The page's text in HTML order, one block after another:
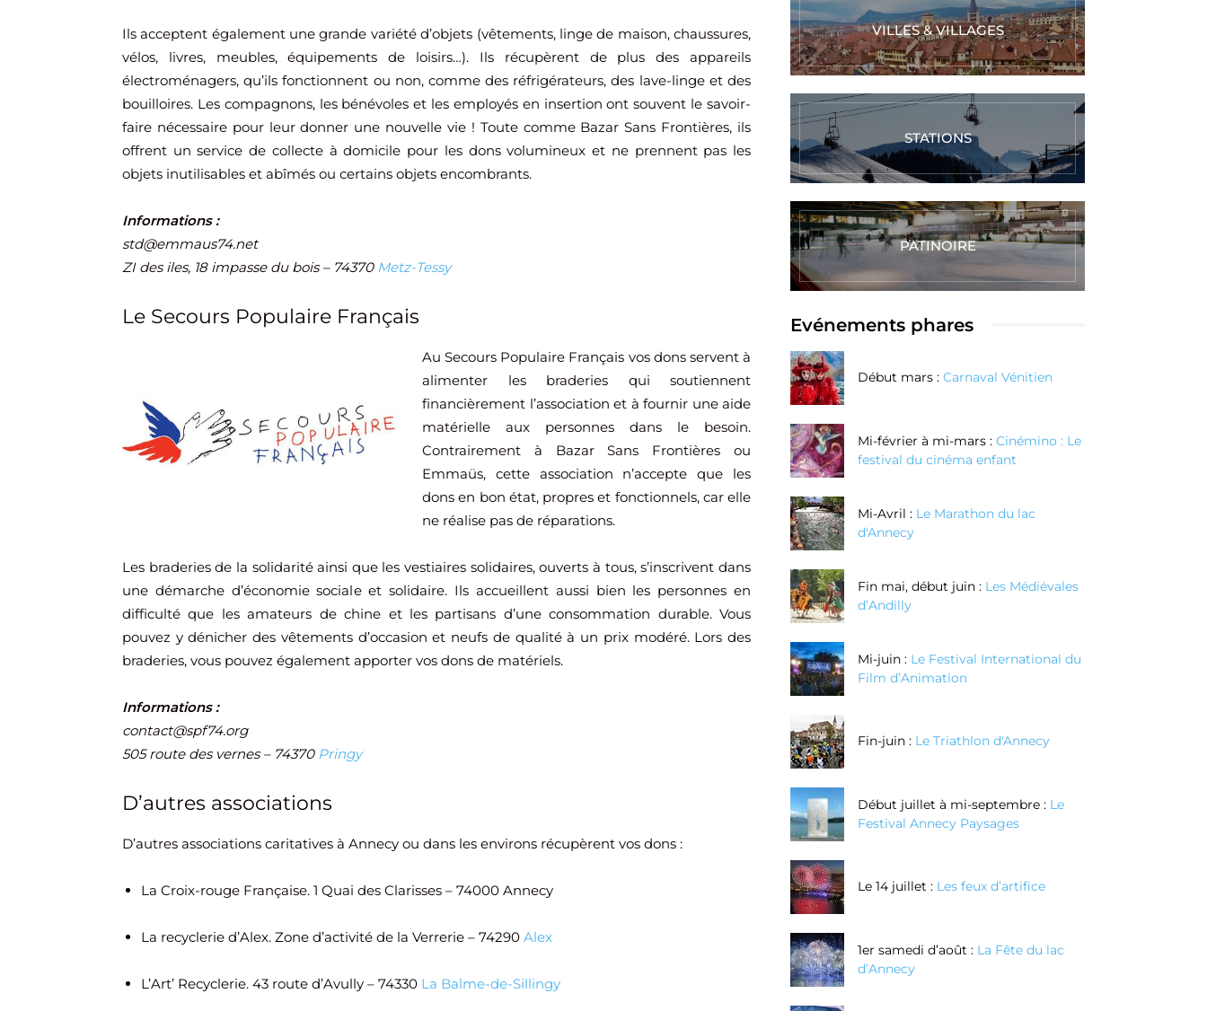
Ils acceptent également une grande variété d’objets (vêtements, linge de maison, chaussures,
vélos, livres, meubles, équipements de loisirs…). Ils récupèrent de plus des appareils
électroménagers, qu’ils fonctionnent ou non, comme des réfrigérateurs, des lave-linge et des
bouilloires. Les compagnons, les bénévoles et les employés en insertion ont souvent le savoir-
faire nécessaire pour leur donner une nouvelle vie ! Toute comme Bazar Sans Frontières, ils
offrent un service de collecte à domicile pour les dons volumineux et ne prennent pas les
objets inutilisables et abîmés ou certains objets encombrants.
Informations :
std@emmaus74.net
ZI des iles, 18 impasse du bois – 74370 Metz-Tessy
Le Secours Populaire Français
Au Secours Populaire Français vos dons servent à
alimenter les braderies qui soutiennent
financièrement l’association et à fournir une aide
matérielle aux personnes dans le besoin.
Contrairement à Bazar Sans Frontières ou
Emmaüs, cette association n’accepte que les
dons en bon état, propres et fonctionnels, car elle
ne réalise pas de réparations.
Les braderies de la solidarité ainsi que les vestiaires solidaires, ouverts à tous, s’inscrivent dans
une démarche d’économie sociale et solidaire. Ils accueillent aussi bien les personnes en
difficulté que les amateurs de chine et les partisans d’une consommation durable. Vous
pouvez y dénicher des vêtements d’occasion et neufs de qualité à un prix modéré. Lors des
braderies, vous pouvez également apporter vos dons de matériels.
Informations :
contact@spf74.org
505 route des vernes – 74370 Pringy
D’autres associations
D’autres associations caritatives à Annecy ou dans les environs récupèrent vos dons :
La Croix-rouge Française. 1 Quai des Clarisses – 74000 Annecy
La recyclerie d’Alex. Zone d’activité de la Verrerie – 74290 Alex
L’Art’ Recyclerie. 43 route d’Avully – 74330 La Balme-de-Sillingy
VILLES & VILLAGES
STATIONS
PATINOIRE
Evénements phares
Début mars : Carnaval Vénitien
Mi-février à mi-mars : Cinémino : Le
festival du cinéma enfant
Mi-Avril : Le Marathon du lac
d'Annecy
Fin mai, début juin : Les Médiévales
d’Andilly
Mi-juin : Le Festival International du
Film d’Animation
Fin-juin : Le Triathlon d'Annecy
Début juillet à mi-septembre : Le
Festival Annecy Paysages
Le 14 juillet : Les feux d’artifice
1er samedi d’août : La Fête du lac
d’Annecy